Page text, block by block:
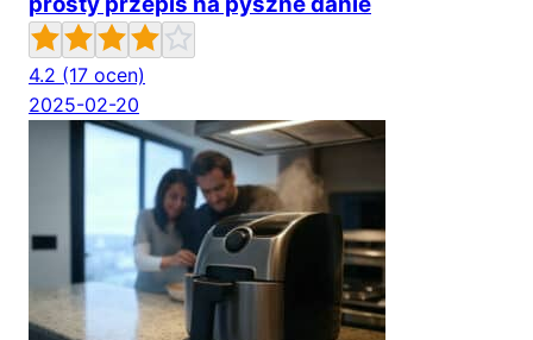
4.2 (17 ocen)
2025-02-20